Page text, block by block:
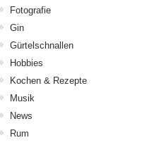
Fotografie
Gin
Gürtelschnallen
Hobbies
Kochen & Rezepte
Musik
News
Rum